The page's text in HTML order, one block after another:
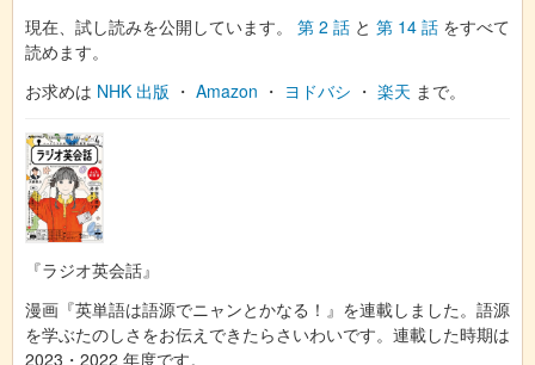
現在、試し読みを公開しています。 第 2 話 と 第 14 話 をすべて
読めます。
お求めは NHK 出版 ・ Amazon ・ ヨドバシ ・ 楽天 まで。
『ラジオ英会話』
漫画『英単語は語源でニャンとかなる！』を連載しました。語源
を学ぶたのしさをお伝えできたらさいわいです。連載した時期は
2023・2022 年度です。